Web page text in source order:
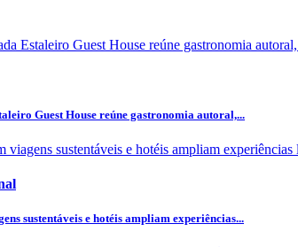
Guest House reúne gastronomia autoral,...
sustentáveis e hotéis ampliam experiências...